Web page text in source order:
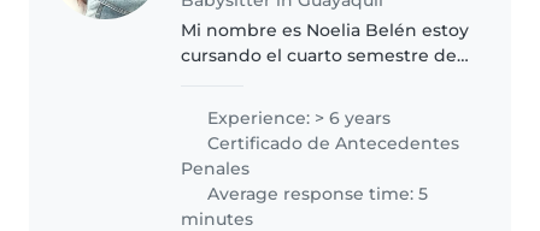
Mi nombre es Noelia Belén estoy
cursando el cuarto semestre de
mucho lo que interactuar con los
niños, entender lo que necesitan
, cuidarlos jugar con..
Experience: > 6 years
Certificado de Antecedentes
Penales
Average response time: 5
minutes